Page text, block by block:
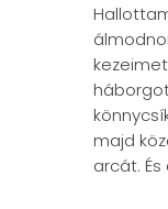
majd
arcát.